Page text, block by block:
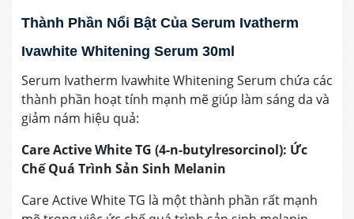
Thành Phần Nổi Bật Của Serum Ivatherm
Ivawhite Whitening Serum 30ml
Serum Ivatherm Ivawhite Whitening Serum chứa các
thành phần hoạt tính mạnh mẽ giúp làm sáng da và
giảm nám hiệu quả:
Care Active White TG (4-n-butylresorcinol): Ức
Chế Quá Trình Sản Sinh Melanin
Care Active White TG là một thành phần rất mạnh